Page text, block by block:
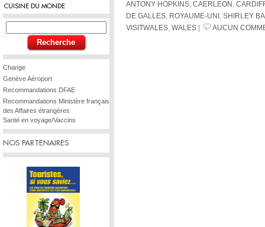
CUISINE DU MONDE
Change
Genève Aéroport
Recommandations DFAE
Recommandations Ministère français
des Affaires étrangères
Santé en voyage/Vaccins
NOS PARTENAIRES
ANTONY HOPKINS CAERLEON
DE GALLES
ROYAUME-UNI
SHIRLEY
VISITWALES WALES AUCUN